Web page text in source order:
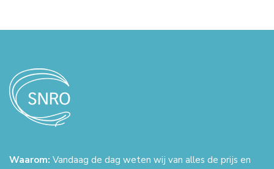
Waarom: Vandaag de dag weten wij van alles de prijs en